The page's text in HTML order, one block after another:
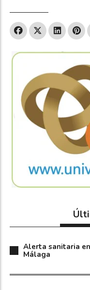
Alerta sanitaria
Málaga